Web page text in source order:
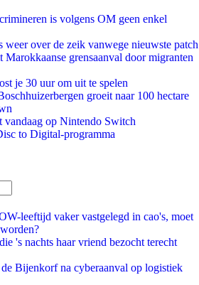
is volgens OM geen enkel
weer over de zeik vanwege nieuwste patch
Marokkaanse grensaanval door migranten
je 30 uur om uit te spelen
groeit naar 100 hectare
vandaag op Nintendo Switch
to Digital-programma
leeftijd vaker vastgelegd in cao's, moet
's nachts haar vriend bezocht terecht
Bijenkorf na cyberaanval op logistiek